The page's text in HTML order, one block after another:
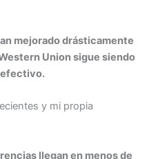
mejorado drásticamente
Union sigue siendo
efectivo.
y mi propia
llegan en menos de